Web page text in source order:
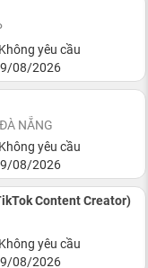
yêu cầu
08/2026
NẴNG
yêu cầu
08/2026
Content Creator)
yêu cầu
08/2026